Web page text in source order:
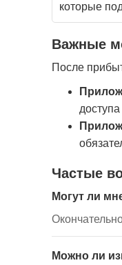
которые
Важные
После
Частые
Могут ли
Можно ли